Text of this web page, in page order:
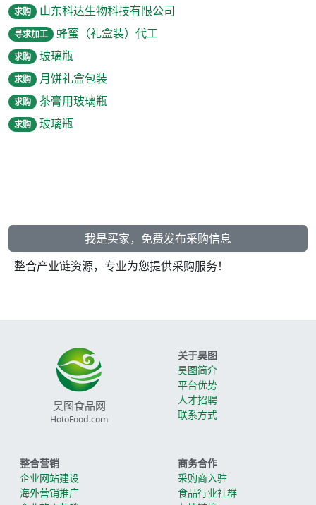
求购 山东科达生物科技有限公司
寻求加工 蜂蜜（礼盒装）代工
求购 玻璃瓶
求购 月饼礼盒包装
求购 茶膏用玻璃瓶
求购 玻璃瓶
我是买家，免费发布采购信息
整合产业链资源，专业为您提供采购服务！
昊图食品网
HotoFood.com
关于昊图
昊图简介
平台优势
人才招聘
联系方式
整合营销
企业网站建设
海外营销推广
商务合作
采购商入驻
食品行业社群